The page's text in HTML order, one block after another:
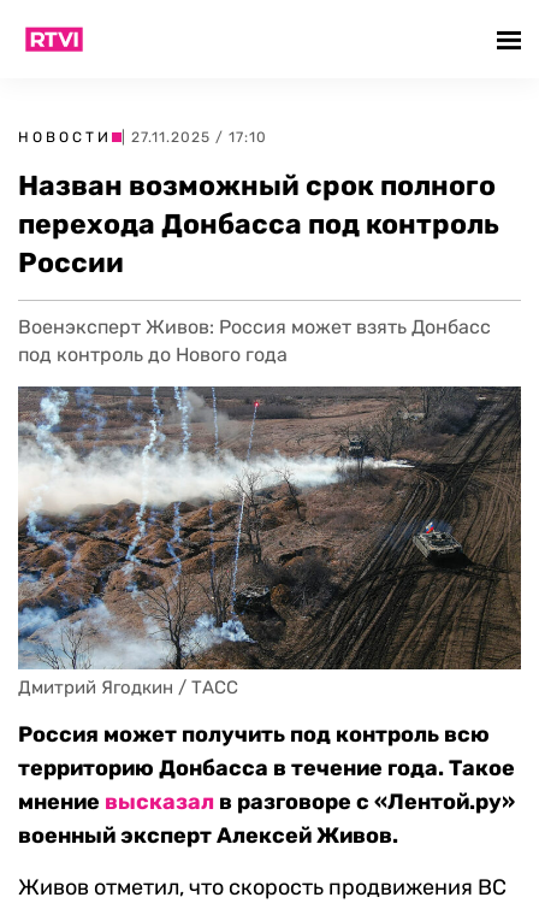
НОВОСТИ | 27.11.2025 / 17:10
Назван возможный срок полного
перехода Донбасса под контроль
России
Военэксперт Живов: Россия может взять Донбасс
под контроль до Нового года
Дмитрий Ягодкин / ТАСС
Россия может получить под контроль всю
территорию Донбасса в течение года. Такое
мнение высказал в разговоре с «Лентой.ру»
военный эксперт Алексей Живов.
Живов отметил, что скорость продвижения ВС